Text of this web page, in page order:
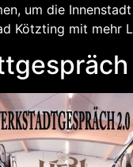
um die
Kötzting mit mehr